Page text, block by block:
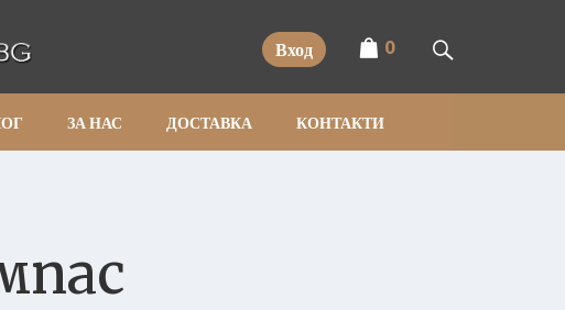
Вход 0
ЗА НАС ДОСТАВКА КОНТАКТИ